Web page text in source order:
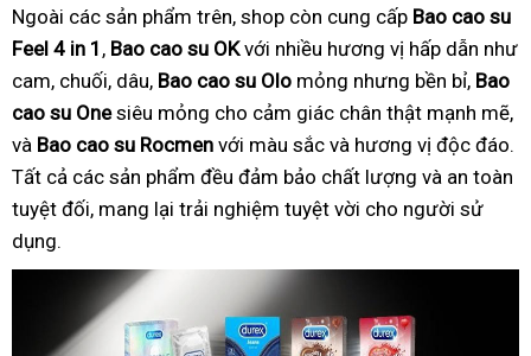
Ngoài các sản phẩm trên, shop còn cung cấp Bao cao su
Feel 4 in 1 , Bao cao su OKvới nhiều hương vị hấp dẫn như
cam, chuối, dâu, Bao cao su Olo mỏng nhưng bền bỉ, Bao
cao su Onesiêu mỏng cho cảm giác chân thật mạnh mẽ,
và Bao cao su Rocmen với màu sắc và hương vị độc đáo.
Tất cả các sản phẩm đều đảm bảo chất lượng và an toàn
tuyệt đối, mang lại trải nghiệm tuyệt vời cho người sử
dụng.